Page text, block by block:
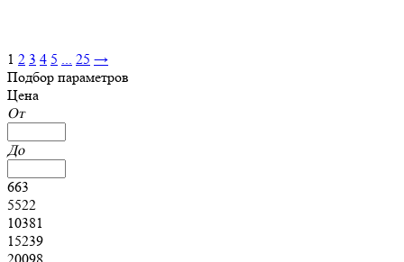
1 2 3 4 5 ... 25 →
Подбор параметров
Цена
От
До
663
5522
10381
15239